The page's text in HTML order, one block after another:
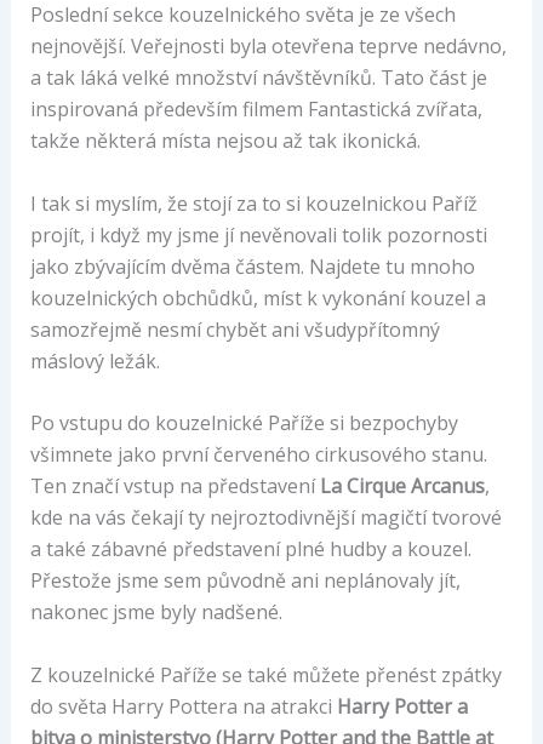
Poslední sekce kouzelnického světa je ze všech
nejnovější. Veřejnosti byla otevřena teprve nedávno,
a tak láká velké množství návštěvníků. Tato část je
inspirovaná především filmem Fantastická zvířata,
takže některá místa nejsou až tak ikonická.
I tak si myslím, že stojí za to si kouzelnickou Paříž
projít, i když my jsme jí nevěnovali tolik pozornosti
jako zbývajícím dvěma částem. Najdete tu mnoho
kouzelnických obchůdků, míst k vykonání kouzel a
samozřejmě nesmí chybět ani všudypřítomný
máslový ležák.
Po vstupu do kouzelnické Paříže si bezpochyby
všimnete jako první červeného cirkusového stanu.
Ten značí vstup na představeníLa Cirque Arcanus,
kde na vás čekají ty nejroztodivnější magičtí tvorové
a také zábavné představení plné hudby a kouzel.
Přestože jsme sem původně ani neplánovaly jít,
nakonec jsme byly nadšené.
Z kouzelnické Paříže se také můžete přenést zpátky
do světa Harry Pottera na atrakci Harry Potter a
bitva o ministerstvo (Harry Potter and the Battle at